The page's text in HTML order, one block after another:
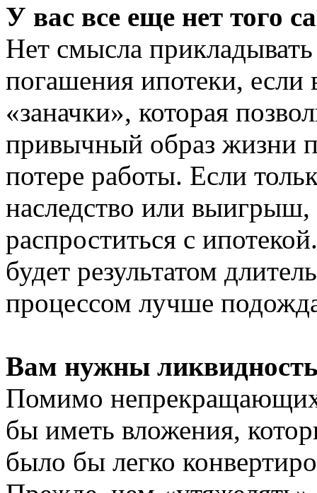
У вас все еще нет того
Нет смысла
погашения ипотеки, если
«заначки», которая
привычный образ жизни
потере работы. Если
наследство или
распроститься с
будет результатом
процессом лучше
Вам нужны
Помимо
бы иметь вложения,
было бы легко